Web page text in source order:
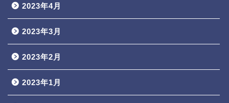
2023年4月
2023年3月
2023年2月
2023年1月